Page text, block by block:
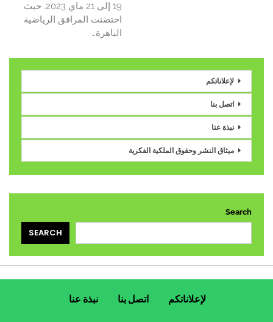
19 إلى 21 ماي 2023. حيث
احتضنت المرافق الرياضية
الباهرة…
لإعلاناتكم
اتصل بنا
نبذة عنا
ميثاق النشر وحقوق الملكية الفكرية
Search
SEARCH
لإعلاناتكم اتصل بنا نبذة عنا